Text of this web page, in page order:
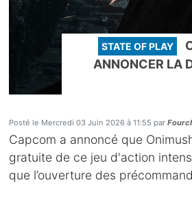
STATE OF PLAY
ANNONCER LA
Posté le Mercredi 03 Juin 2026 à 11:55 par
Capcom a annoncé que
gratuite de ce jeu d'action
que l’ouverture des